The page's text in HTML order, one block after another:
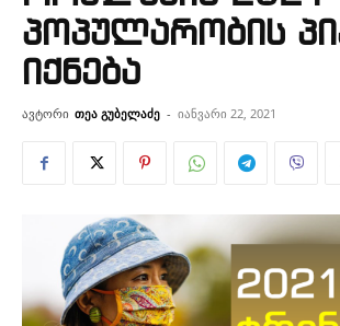
პოპულარობის
იქნება
ავტორი თეა გუბელაძე - იანვარი 22, 2021